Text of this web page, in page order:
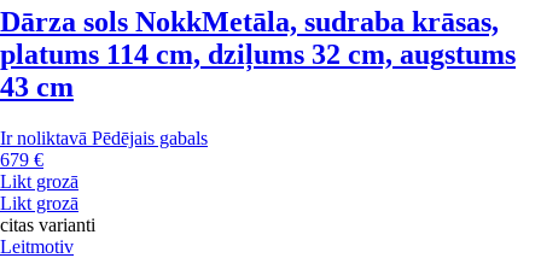
Dārza sols NokkMetāla, sudraba krāsas,
platums 114 cm, dziļums 32 cm, augstums
43 cm
Ir noliktavā Pēdējais gabals
679 €
Likt grozā
Likt grozā
citas varianti
Leitmotiv